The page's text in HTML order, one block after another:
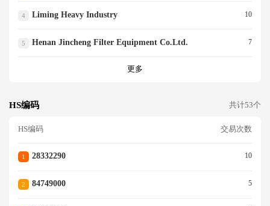
4 Liming Heavy Industry 10
5 Henan Jincheng Filter Equipment Co.ltd. 7
更多
HS编码 共计53个
HS编码 交易次数
1 28332290 10
2 84749000 5